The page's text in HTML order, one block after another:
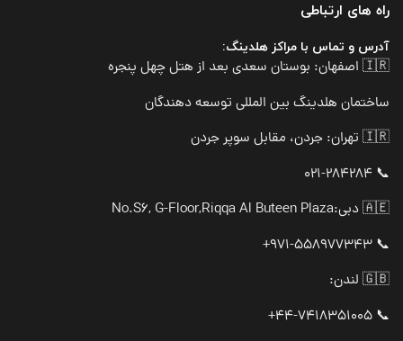
راه های ارتباطی
آدرس و تماس با مراکز هلدینگ:
🇮🇷 اصفهان: بوستان سعدی بعد از هتل چهل پنجره
ساختمان هلدینگ بین المللی توسعه دهندگان
🇮🇷 تهران: جردن، مقابل سوپر جردن
📞 021-284284
🇦🇪 دبی:
No.S6, G-Floor,Riqqa Al Buteen Plaza
📞 971-558977343+
🇬🇧 لندن:
📞 44-7418351005+